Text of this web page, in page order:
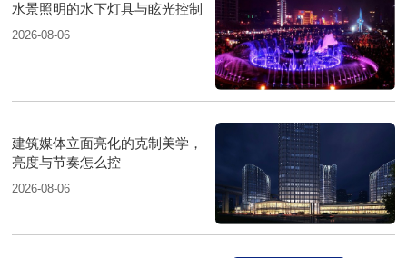
水景照明的水下灯具与眩光控制
2026-08-06
建筑媒体立面亮化的克制美学，
亮度与节奏怎么控
2026-08-06